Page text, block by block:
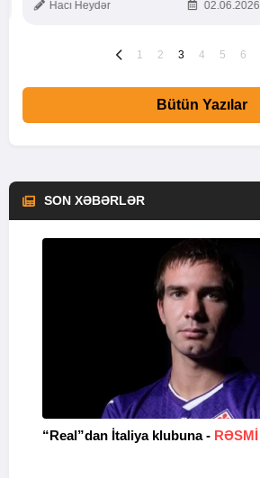
Hacı Heydər 02.06.2026
1 2 3 4 5 6
Bütün Yazılar
SON XƏBƏRLƏR
“Real”dan İtaliya klubuna - RƏSMİ